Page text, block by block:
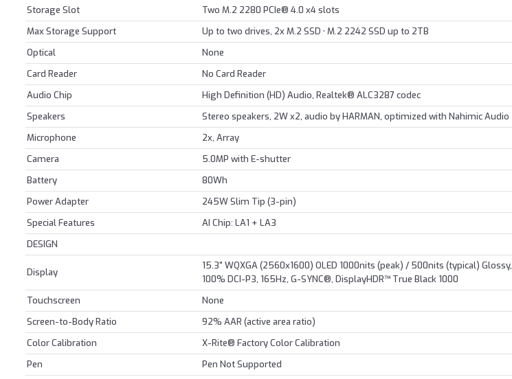
Storage Slot
Two M.2 2280 PCIe® 4.0 x4 slots
Max Storage Support
Up to two drives, 2x M.2 SSD • M.2 2242 SSD up to 2TB
Optical
None
Card Reader
No Card Reader
Audio Chip
High Definition (HD) Audio, Realtek® ALC3287 codec
Speakers
Stereo speakers, 2W x2, audio by HARMAN, optimized with Nahimic Audio
Microphone
2x, Array
Camera
5.0MP with E-shutter
Battery
80Wh
Power Adapter
245W Slim Tip (3-pin)
Special Features
AI Chip: LA1 + LA3
DESIGN
Display
15.3" WQXGA (2560x1600) OLED 1000nits (peak) / 500nits (typical) Glossy,
100% DCI-P3, 165Hz, G-SYNC®, DisplayHDR™ True Black 1000
Touchscreen
None
Screen-to-Body Ratio
92% AAR (active area ratio)
Color Calibration
X-Rite® Factory Color Calibration
Pen
Pen Not Supported